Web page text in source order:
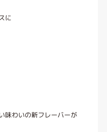
に
味わいの新フレーバーが